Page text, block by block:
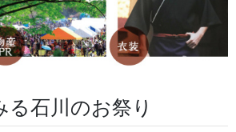
石川のお祭り